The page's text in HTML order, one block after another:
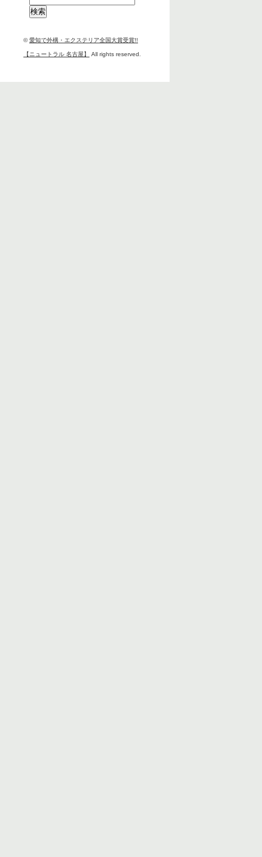
索:
©愛知で外構・エクステリア全国大賞受賞!!
【ニュートラル 名古屋】 All rights reserved.